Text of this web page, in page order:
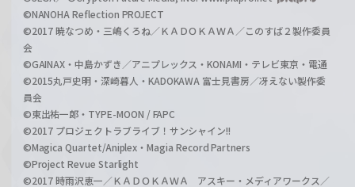
©NANOHA Reflection PROJECT
©2017 暁なつめ・三嶋くろね／ＫＡＤＯＫＡＷＡ／このすば２製作委員
会
©GAINAX・中島かずき／アニプレックス・KONAMI・テレビ東京・電通
©2015丸戸史明・深崎暮人・KADOKAWA 富士見書房／冴えない製作委
員会
©東出祐一郎・TYPE-MOON / FAPC
©2017 プロジェクトラブライブ！サンシャイン!!
©Magica Quartet/Aniplex・Magia Record Partners
©Project Revue Starlight
©2017 時雨沢恵一／ＫＡＤＯＫＡＷＡ アスキー・メディアワークス／